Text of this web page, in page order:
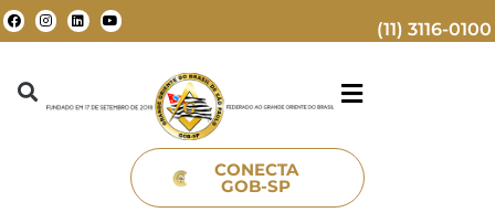
(11) 3116-0100
CONECTA
GOB-SP